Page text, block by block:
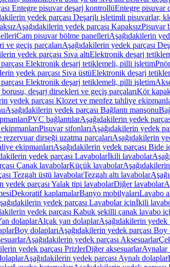
Entegre pisuvar deşarj kontrollüEntegre pisuvar
yedek parçası Deşarjlı işletimli pisuvarlar,
Aşağıdakilerin yedek parçası KapaksızPisuvar
Cam pisuvar bölme panelleriAşağıdakilerin
ve geçiş parçalarıAşağıdakilerin yedek parçası
yedek parçası Sıva altıElektronik deşarj
Elektronik deşarj tetiklemeli, pilli işletim
yedek parçası Sıva üstüElektronik deşarj
Elektronik deşarj tetiklemeli, pilli işletim
deşarj dirsekleri ve geçiş parçalarıKör
yedek parçası Klozet ve menfez tahliye
Aşağıdakilerin yedek parçası Bağlantı manşonu
PVC bağlantılarAşağıdakilerin yedek
Pisuvar sifonlarıAşağıdakilerin yedek
dirseği uzatma parçalarıAşağıdakilerin
ekipmanlarıAşağıdakilerin yedek parçası Bide
yedek parçası Lavabolarİkili lavabolar
Çanak lavabolarKüçük lavabolar
Tezgah üstü lavabolarTezgah altı lavabolar
yedek parçası Yalak tipi lavabolarDiğer lavabolar
Dekoratif kaplamalarBanyo mobilyalarıLavabo
yedek parçası Lavabolar içinİkili
yedek parçası Kabuk şekilli çanak lavabo
dolaplarAlçak yan dolaplarAşağıdakilerin yedek
Boy dolaplarıAşağıdakilerin yedek parçası Boy
Aşağıdakilerin yedek parçası Aksesuarlar
yedek parçası PrizlerDiğer aksesuarlarAynalar
Aşağıdakilerin yedek parçası Aynalı dolaplar